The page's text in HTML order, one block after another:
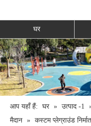
घर
आप यहाँ हैं: घर » उत्पाद -1
मैदान » कस्टम प्लेग्राउंड